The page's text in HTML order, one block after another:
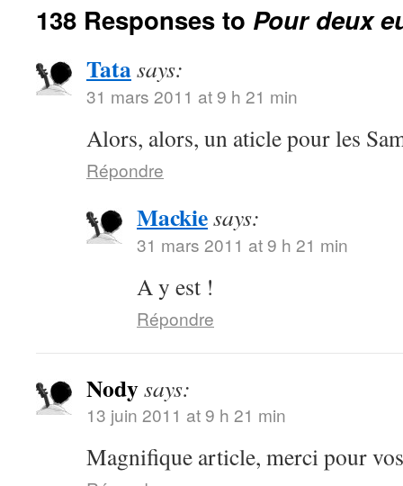
138 Responses to Pour deux
Tatasays:
31 mars 2011 at 9 h 21 min
Alors, alors, un aticle pour les
Répondre
Mackiesays:
31 mars 2011 at 9 h 21 min
A y est !
Répondre
Nodysays:
13 juin 2011 at 9 h 21 min
Magnifique article, merci pour